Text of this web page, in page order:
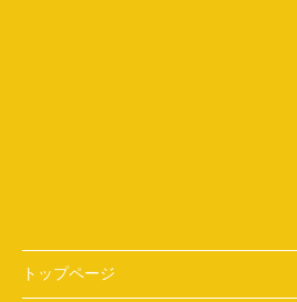
トップページ